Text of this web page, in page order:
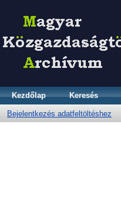
Kezdőlap Keresés
Bejelentkezés adatfeltöltéshez